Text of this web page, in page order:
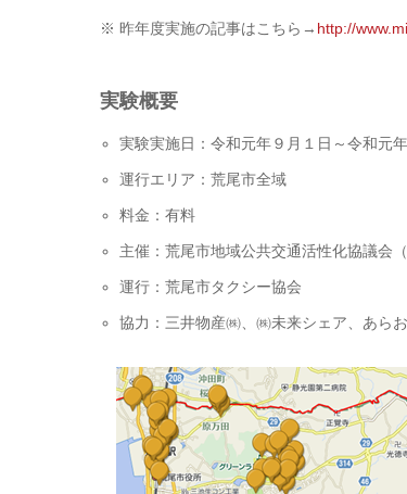
※ 昨年度実施の記事はこちら→ http://
実験概要
実験実施日：令和元年９月１日～令和元
運行エリア：荒尾市全域
料金：有料
主催：荒尾市地域公共交通活性化協議会（
運行：荒尾市タクシー協会
協力：三井物産㈱、㈱未来シェア、あら